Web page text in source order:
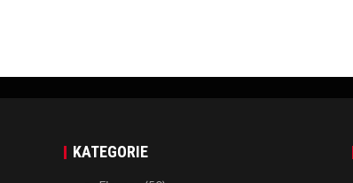
KATEGORIE